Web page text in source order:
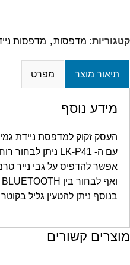
קטגוריות: מדפסות, מדפסות
תיאור מוצר מפרט
מידע נוסף
העסק זקוק למדפסת ניידת
עם ה- LK-P41 ניתן לבחור רוחב נייר החל מ-50 מ"מ ועד 112 מ"מ.
אפשר להדפיס על גבי נייר
ואף לבחור בין BLUETOOTH ל- WiFi.
בנוסף ניתן להטעין גליל בקוטר
מוצרים קשורים